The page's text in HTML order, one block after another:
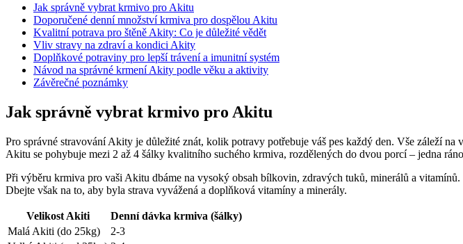
Jak správně vybrat krmivo pro Akitu
Doporučené denní množství krmiva pro dospělou Akitu
Kvalitní potrava pro štěně Akity: Co je důležité vědět
Vliv stravy na zdraví a kondici Akity
Doplňkové potraviny pro lepší trávení a imunitní systém
Návod na správné krmení Akity podle věku a aktivity
Závěrečné poznámky
Jak správně vybrat krmivo pro Akitu
Pro správné stravování Akity je důležité znát, kolik potravy potřebuje váš pes každý den. Vše záleží
Akitu se pohybuje mezi 2 až 4 šálky kvalitního suchého krmiva, rozdělených do dvou porcí – jedna
Při výběru krmiva pro vaši Akitu dbáme na vysoký obsah bílkovin, zdravých tuků, minerálů a
Dbejte však na to, aby byla strava vyvážená a doplňková vitamíny a minerály.
Velikost Akiti
Denní dávka krmiva (šálky)
Malá Akiti (do 25kg)
2-3